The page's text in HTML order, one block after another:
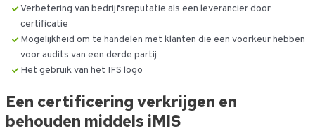
Verbetering van bedrijfsreputatie als een leverancier door
certificatie
Mogelijkheid om te handelen met klanten die een voorkeur hebben
voor audits van een derde partij
Het gebruik van het IFS logo
Een certificering verkrijgen en
behouden middels iMIS